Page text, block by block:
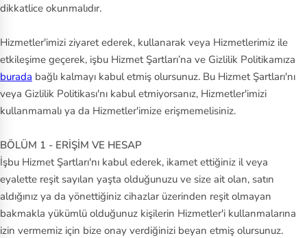
dikkatlice okunmalıdır.
Hizmetler'imizi ziyaret ederek, kullanarak veya Hizmetlerimiz ile
etkileşime geçerek, işbu Hizmet Şartları’na ve Gizlilik Politikamıza
burada bağlı kalmayı kabul etmiş olursunuz. Bu Hizmet Şartları'nı
veya Gizlilik Politikası'nı kabul etmiyorsanız, Hizmetler'imizi
kullanmamalı ya da Hizmetler'imize erişmemelisiniz.
BÖLÜM 1 - ERİŞİM VE HESAP
İşbu Hizmet Şartları'nı kabul ederek, ikamet ettiğiniz il veya
eyalette reşit sayılan yaşta olduğunuzu ve size ait olan, satın
aldığınız ya da yönettiğiniz cihazlar üzerinden reşit olmayan
bakmakla yükümlü olduğunuz kişilerin Hizmetler'i kullanmalarına
izin vermemiz için bize onay verdiğinizi beyan etmiş olursunuz.